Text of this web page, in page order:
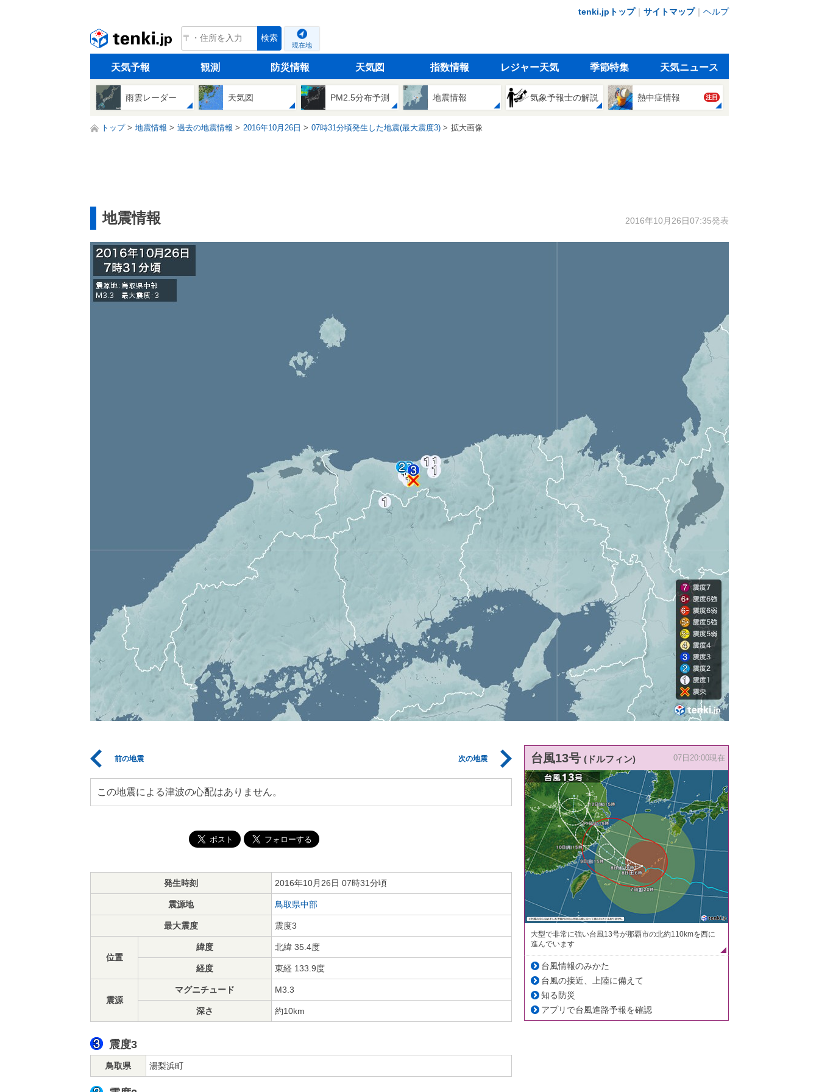
tenki.jpトップ｜ サイトマップ｜ ヘルプ
tenki.jp 検索
現在地
天気予報 観測 防災情報 天気図 指数情報 レジャー天気 季節特集 天気ニュース
雨雲レーダー 天気図 PM2.5分布予測 地震情報 気象予報士の解説 熱中症情報 注目
トップ 地震情報 過去の地震情報 2016年10月26日 07時31分頃発生した地震(最大震度3) 拡大画像
地震情報 2016年10月26日07:35発表
前の地震 次の地震
この地震による津波の心配はありません。
発生時刻 2016年10月26日 07時31分頃
震源地 鳥取県中部
最大震度 震度3
位置
緯度 北緯 35.4度
経度 東経 133.9度
震源
マグニチュード M3.3
深さ 約10km
震度3
鳥取県 湯梨浜町
台風13号 (ドルフィン) 07日20:00現在
大型で非常に強い台風13号が那覇市の北約110kmを西に
進んでいます
台風情報のみかた
台風の接近、上陸に備えて
知る防災
アプリで台風進路予報を確認